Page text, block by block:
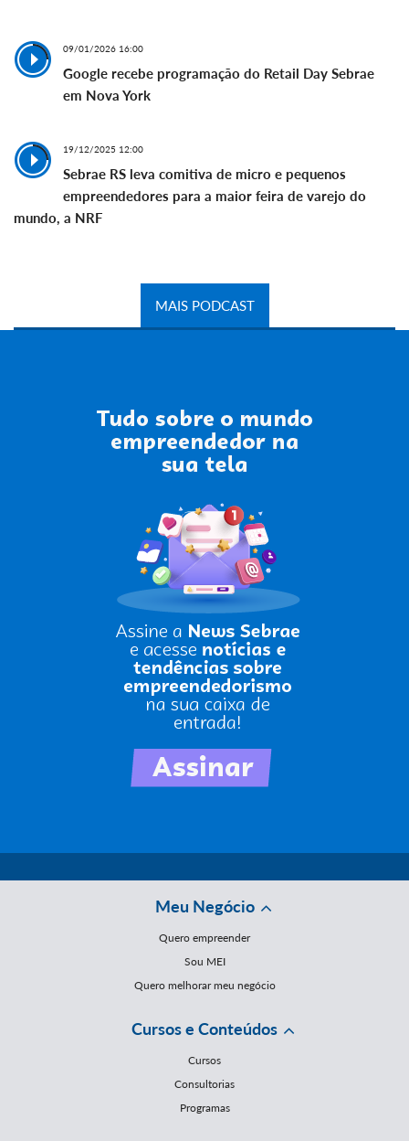
09/01/2026 16:00
Google recebe programação do Retail Day Sebrae
em Nova York
19/12/2025 12:00
Sebrae RS leva comitiva de micro e pequenos
empreendedores para a maior feira de varejo do
mundo, a NRF
MAIS PODCAST
Meu Negócio
Quero empreender
Sou MEI
Quero melhorar meu negócio
Cursos e Conteúdos
Cursos
Consultorias
Programas